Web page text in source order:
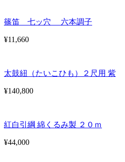
篠笛 七ッ穴 六本調子
¥11,660
太鼓紐（たいこひも）２尺用 紫
¥140,800
紅白引綱 綿くるみ製 ２０ｍ
¥44,000